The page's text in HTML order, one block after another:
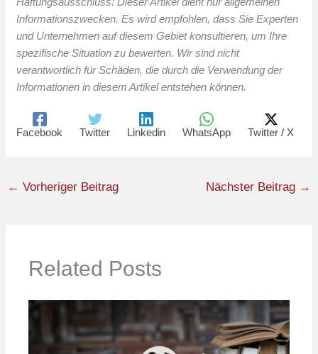
Informationszwecken. Es wird empfohlen, dass Sie Experten
und Unternehmen auf diesem Gebiet konsultieren, um Ihre
spezifische Situation zu bewerten. Wir sind nicht
verantwortlich für Schäden, die durch die Verwendung der
Informationen in diesem Artikel entstehen können.
Facebook Twitter Linkedin WhatsApp Twitter / X
← Vorheriger Beitrag Nächster Beitrag →
Related Posts